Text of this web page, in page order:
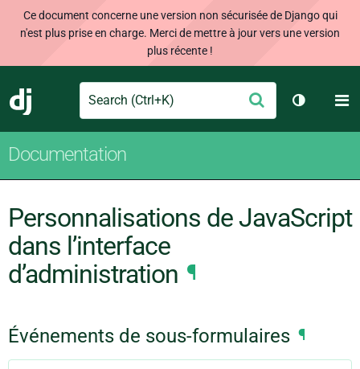
Ce document concerne une version non sécurisée de Django qui
n'est plus prise en charge. Merci de mettre à jour vers une version
plus récente !
Django
Search Envoyer
Changer
Documentation
Personnalisations de JavaScript
dans l’interface
d’administration ¶
Événements de sous-formulaires ¶